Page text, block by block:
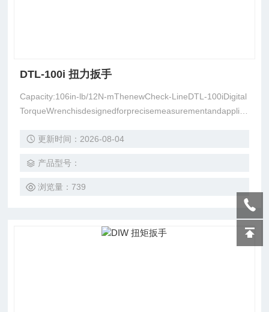
DTL-100i 扭力扳手
Capacity:106in-lb/12N-mThenewCheck-LineDTL-100iDigital
TorqueWrenchisdesignedforprecisemeasurementandapplica
applications
更新时间：2026-08-04
产品型号：
浏览量：739